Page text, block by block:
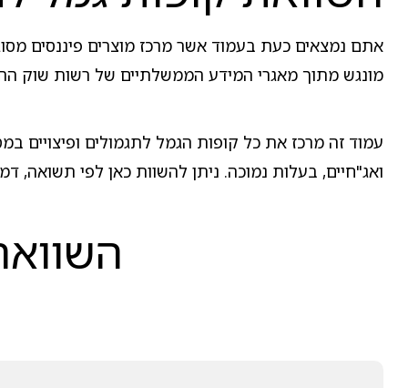
אתם נמצאים כעת בעמוד אשר מרכז מוצרים פיננסים
מונגש מתוך מאגרי המידע הממשלתיים של רשות שוק
עמוד זה מרכז את כל קופות הגמל לתגמולים ופיצויים
ואג"חיים, בעלות נמוכה. ניתן להשוות כאן לפי תשואה,